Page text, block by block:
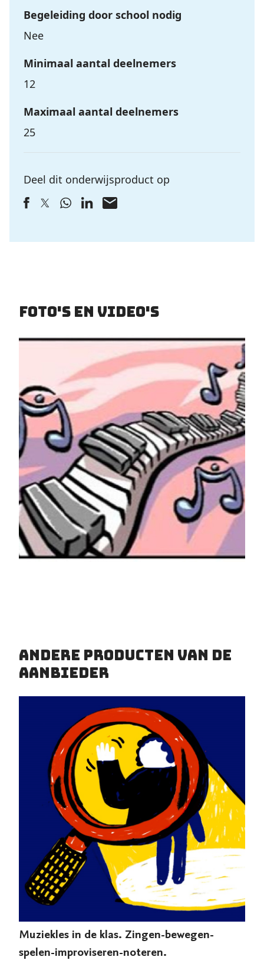
Begeleiding door school nodig
Nee
Minimaal aantal deelnemers
12
Maximaal aantal deelnemers
25
Deel dit onderwijsproduct op
Foto's en video's
Andere producten van de
aanbieder
Muziekles in de klas. Zingen-bewegen-
spelen-improviseren-noteren.